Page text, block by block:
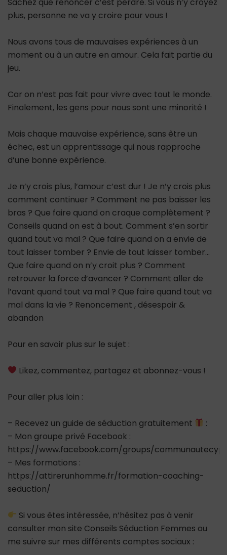
plus, personne ne va y croire pour vous !
Nous avons tous de mauvaises expériences à un
moment ou à un autre en amour. Cela fait partie du
jeu.
Car on n’est pas fait pour vivre avec tout le monde.
Finalement, les gens pour nous sont une minorité !
Mais chaque mauvaise expérience, sans être un
échec, est un apprentissage qui nous rapproche
d’une bonne expérience.
Je n’y crois plus, l’amour c’est dur ! Je n’y crois plus
comment continuer ? Comment ne pas baisser les
bras ? Que faire quand on craque complètement ?
Conseils quand on est à bout. Comment s’en sortir
quand tout va mal ? Que faire quand on a envie de
tout laisser tomber ? Envie de tout laisser tomber…
Que faire quand on n’y croit plus ? Comment
retrouver la force d’avancer ? Comment aller de
l’avant quand tout va mal ? Que faire quand tout va
mal dans la vie ? Renoncement , désespoir &
abandon
Pour en savoir plus sur le sujet :
Likez, commentez, partagez et abonnez-vous !
Pour aller plus loin :
– Recevez un guide de séduction gratuitement
:
– Mon groupe privé Facebook :
https://www.facebook.com/groups/
– Mes formations :
https://attirerunhomme.fr/formation-coaching-
seduction/
Si vous êtes intéressée, n’hésitez pas à venir
consulter mon site Conseils Séduction Femmes ou
me suivre sur mes différents comptes sociaux :